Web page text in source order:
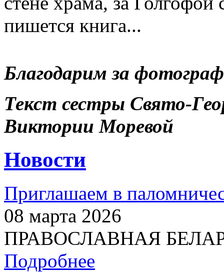
пишется книга...
Благодарим за
Текст сестры Свято-
Виктории Моревой
Новости
Приглашаем в
08 марта 2026
ПРАВОСЛАВНАЯ
Подробнее